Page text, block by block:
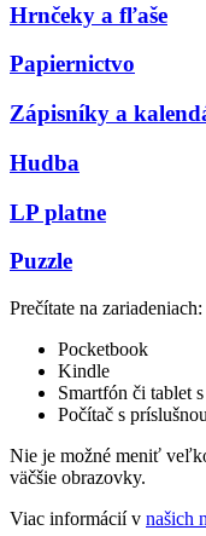
Hrnčeky a fľaše
Papiernictvo
Zápisníky a
Hudba
LP platne
Puzzle
Prečítate na zariadeniach:
Pocketbook
Kindle
Smartfón či tablet
Počítač s
Nie je možné meniť
väčšie obrazovky.
Viac informácií v našich